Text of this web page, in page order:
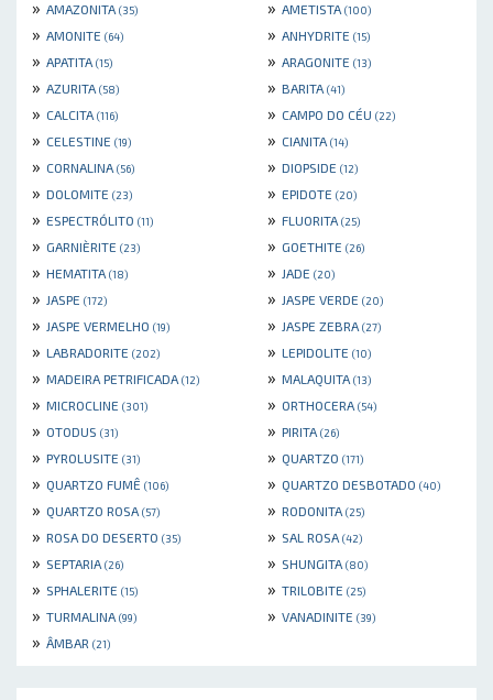
» AMAZONITA (35) » AMETISTA (100)
» AMONITE (64) » ANHYDRITE (15)
» APATITA (15) » ARAGONITE (13)
» AZURITA (58) » BARITA (41)
» CALCITA (116) » CAMPO DO CÉU (22)
» CELESTINE (19) » CIANITA (14)
» CORNALINA (56) » DIOPSIDE (12)
» DOLOMITE (23) » EPIDOTE (20)
» ESPECTRÓLITO (11) » FLUORITA (25)
» GARNIÈRITE (23) » GOETHITE (26)
» HEMATITA (18) » JADE (20)
» JASPE (172) » JASPE VERDE (20)
» JASPE VERMELHO (19) » JASPE ZEBRA (27)
» LABRADORITE (202) » LEPIDOLITE (10)
» MADEIRA PETRIFICADA (12) » MALAQUITA (13)
» MICROCLINE (301) » ORTHOCERA (54)
» OTODUS (31) » PIRITA (26)
» PYROLUSITE (31) » QUARTZO (171)
» QUARTZO FUMÊ (106) » QUARTZO DESBOTADO (40)
» QUARTZO ROSA (57) » RODONITA (25)
» ROSA DO DESERTO (35) » SAL ROSA (42)
» SEPTARIA (26) » SHUNGITA (80)
» SPHALERITE (15) » TRILOBITE (25)
» TURMALINA (99) » VANADINITE (39)
» ÂMBAR (21)